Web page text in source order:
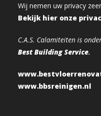
Wij nemen uw privacy
Bekijk hier onze
C.A.S. Calamiteiten is
Best Building Service.
www.bbsreinigen.nl